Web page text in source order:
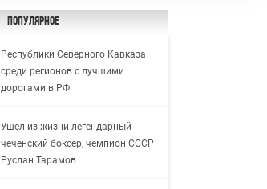
Популярное
Республики Северного Кавказа
среди регионов с лучшими
дорогами в РФ
Ушел из жизни легендарный
чеченский боксер, чемпион СССР
Руслан Тарамов